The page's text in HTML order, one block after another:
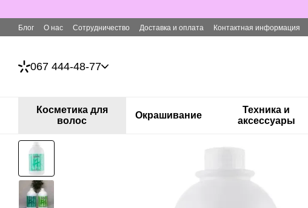
Блог О нас Сотрудничество Доставка и оплата Контактная информация
067 444-48-77
Косметика для
волос
Окрашивание
Техника и
аксессуары